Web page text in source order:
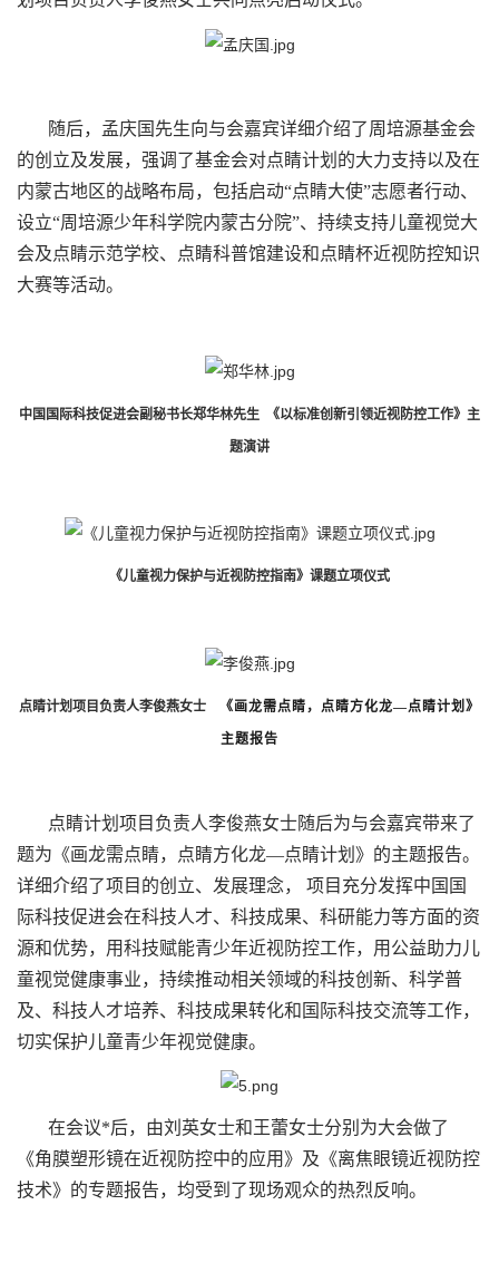
随后，孟庆国先生向与会嘉宾详细介绍了周培源基金会
的创立及发展，强调了基金会对点睛计划的大力支持以及在
内蒙古地区的战略布局，包括启动“点睛大使”志愿者行动、
设立“周培源少年科学院内蒙古分院”、持续支持儿童视觉大
会及点睛示范学校、点睛科普馆建设和点睛杯近视防控知识
大赛等活动。
中国国际科技促进会副秘书长郑华林先生 《以标准创新引领近视防控工作》主
题演讲
《儿童视力保护与近视防控指南》课题立项仪式
点睛计划项目负责人李俊燕女士 《画龙需点睛，点睛方化龙—点睛计划》
主题报告
点睛计划项目负责人李俊燕女士随后为与会嘉宾带来了
题为《画龙需点睛，点睛方化龙—点睛计划》的主题报告。
详细介绍了项目的创立、发展理念， 项目充分发挥中国国
际科技促进会在科技人才、科技成果、科研能力等方面的资
源和优势，用科技赋能青少年近视防控工作，用公益助力儿
童视觉健康事业，持续推动相关领域的科技创新、科学普
及、科技人才培养、科技成果转化和国际科技交流等工作，
切实保护儿童青少年视觉健康。
在会议*后，由刘英女士和王蕾女士分别为大会做了
《角膜塑形镜在近视防控中的应用》及《离焦眼镜近视防控
技术》的专题报告，均受到了现场观众的热烈反响。